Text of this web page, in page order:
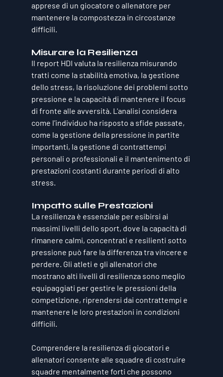
apprese di un giocatore o allenatore per
mantenere la compostezza in circostanze
difficili.
Misurare la Resilienza
Il report HDI valuta la resilienza misurando
tratti come la stabilità emotiva, la gestione
dello stress, la risoluzione dei problemi sotto
pressione e la capacità di mantenere il focus
di fronte alle avversità. L'analisi considera
come l'individuo ha risposto a sfide passate,
come la gestione della pressione in partite
importanti, la gestione di contrattempi
personali o professionali e il mantenimento di
prestazioni costanti durante periodi di alto
stress.
Impatto sulle Prestazioni
La resilienza è essenziale per esibirsi ai
massimi livelli dello sport, dove la capacità di
rimanere calmi, concentrati e resilienti sotto
pressione può fare la differenza tra vincere e
perdere. Gli atleti e gli allenatori che
mostrano alti livelli di resilienza sono meglio
equipaggiati per gestire le pressioni della
competizione, riprendersi dai contrattempi e
mantenere le loro prestazioni in condizioni
difficili.
Comprendere la resilienza di giocatori e
allenatori consente alle squadre di costruire
squadre mentalmente forti che possono